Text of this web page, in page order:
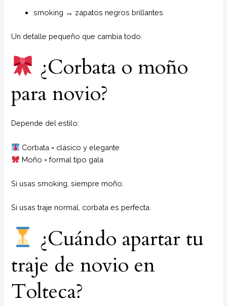
smoking → zapatos negros brillantes
Un detalle pequeño que cambia todo.
¿Corbata o moño
para novio?
Depende del estilo:
Corbata = clásico y elegante
Moño = formal tipo gala
Si usas smoking, siempre moño.
Si usas traje normal, corbata es perfecta.
¿Cuándo apartar tu
traje de novio en
Tolteca?